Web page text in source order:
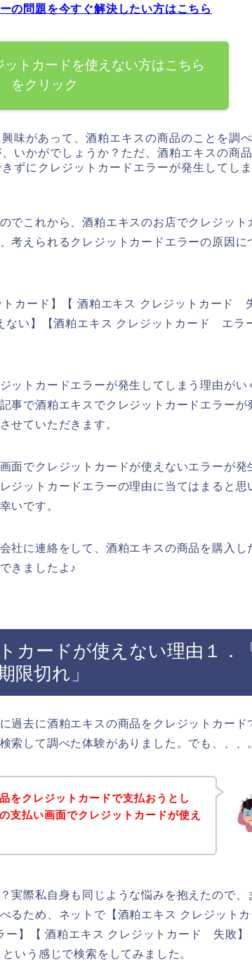
の問題を今すぐ解決したい方はこちら
トカードを使えない方はこちら
をクリック
味があって、酒粕エキスの商品のことを調
いかがでしょうか？ただ、酒粕エキスの商
ずにクレジットカードエラーが発生してし
でこれから、酒粕エキスのお店でクレジット
考えられるクレジットカードエラーの原因に
カード】【 酒粕エキス クレジットカード
ない】【酒粕エキス クレジットカード エラ
ットカードエラーが発生してしまう理由がい
事で酒粕エキスでクレジットカードエラーが
せていただきます。
面でクレジットカードが使えないエラーが発
ジットカードエラーの理由に当てはまると思
いです。
社に連絡をして、酒粕エキスの商品を購入し
きましたよ♪
カードが使えない理由１．
限切れ」
過去に酒粕エキスの商品をクレジットカード
索して調べた体験がありました。でも、、、
をクレジットカードで支払おうとし
支払い画面でクレジットカードが使え
実際私自身も同じような悩みを抱えたので、
るため、ネットで【酒粕エキス クレジットカ
ー】【 酒粕エキス クレジットカード 失敗】
いう感じで検索をしてみました。